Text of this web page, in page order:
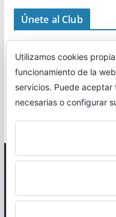
Únete al Club
Utilizamos cookies
funcionamiento de la
servicios. Puede
necesarias o configurar